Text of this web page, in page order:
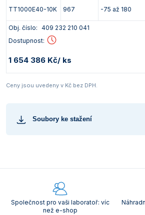
TT1000E40-10K 967 -75 až 180
Obj. číslo: 409 232 210 041
Dostupnost:
1 654 386 Kč/ ks
Ceny jsou uvedeny v Kč bez DPH.
Soubory ke stažení
Společnost pro vaši laboratoř: víc
než e-shop